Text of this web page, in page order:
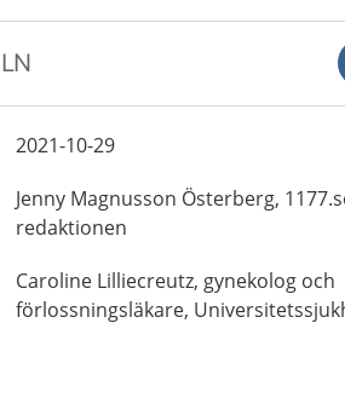
2021-10-29
Jenny Magnusson Österberg,
redaktionen
Caroline Lilliecreutz, gynekolog och
förlossningsläkare,